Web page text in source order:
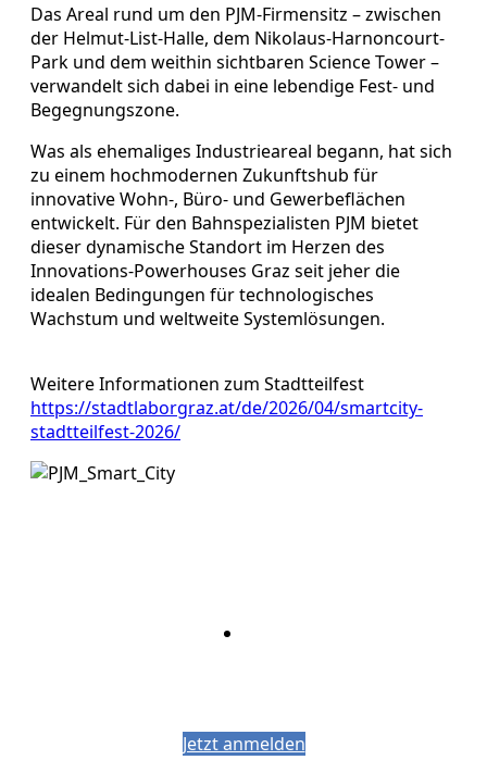
Das Areal rund um den PJM-Firmensitz – zwischen
der Helmut-List-Halle, dem Nikolaus-Harnoncourt-
Park und dem weithin sichtbaren Science Tower –
verwandelt sich dabei in eine lebendige Fest- und
Begegnungszone.
Was als ehemaliges Industrieareal begann, hat sich
zu einem hochmodernen Zukunftshub für
innovative Wohn-, Büro- und Gewerbeflächen
entwickelt. Für den Bahnspezialisten PJM bietet
dieser dynamische Standort im Herzen des
Innovations-Powerhouses Graz seit jeher die
idealen Bedingungen für technologisches
Wachstum und weltweite Systemlösungen.
Weitere Informationen zum Stadtteilfest
https://stadtlaborgraz.at/de/2026/04/smartcity-
stadtteilfest-2026/
Jetzt anmelden